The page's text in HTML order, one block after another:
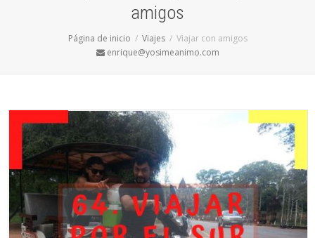
amigos
Página de inicio Viajes
Viajar con amigos
enrique@yosimeanimo.com